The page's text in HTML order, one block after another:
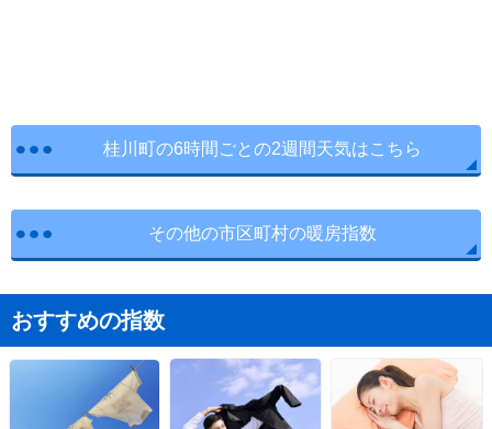
桂川町の6時間ごとの2週間天気はこちら
その他の市区町村の暖房指数
おすすめの指数